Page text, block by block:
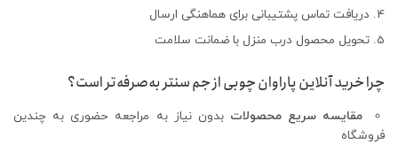
دریافت تماس پشتیبانی برای هماهنگی ارسال
تحویل محصول درب منزل با ضمانت سلامت
چرا خرید آنلاین پاراوان چوبی از جم سنتر به‌صرفه‌تر است؟
مقایسه سریع محصولات بدون نیاز به مراجعه حضوری به چندین
فروشگاه